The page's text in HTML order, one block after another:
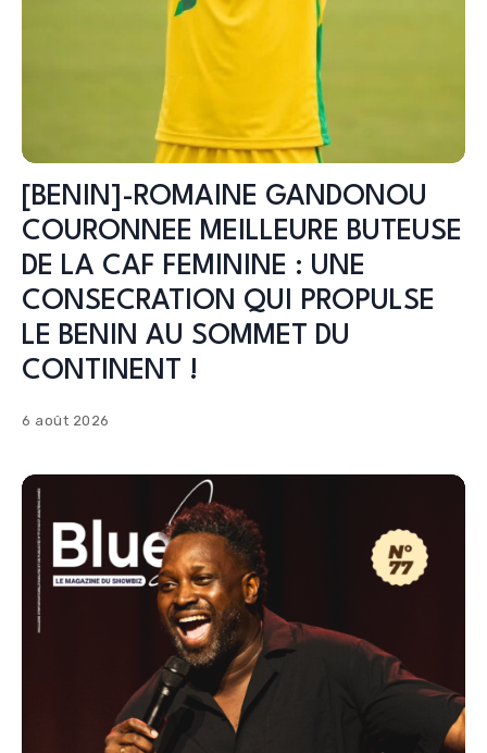
[BENIN]-ROMAINE GANDONOU
COURONNEE MEILLEURE BUTEUSE
DE LA CAF FEMININE : UNE
CONSECRATION QUI PROPULSE
LE BENIN AU SOMMET DU
CONTINENT !
6 août 2026